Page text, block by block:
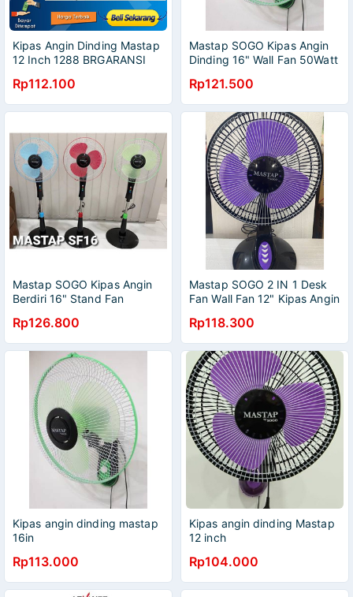
Kipas Angin Dinding Mastap
12 Inch 1288 BRGARANSI
Rp112.100
Mastap SOGO Kipas Angin
Dinding 16" Wall Fan 50Watt
Rp121.500
Mastap SOGO Kipas Angin
Berdiri 16" Stand Fan
Rp126.800
Mastap SOGO 2 IN 1 Desk
Fan Wall Fan 12" Kipas Angin
50Watt
Rp118.300
Kipas angin dinding mastap
16in
Rp113.000
Kipas angin dinding Mastap
12 inch
Rp104.000